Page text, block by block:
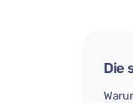
Die